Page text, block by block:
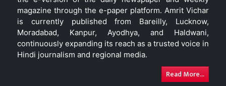
magazine through the e-paper platform. Amrit Vichar
is currently published from Bareilly, Lucknow,
Moradabad, Kanpur, Ayodhya, and Haldwani,
continuously expanding its reach as a trusted voice in
Hindi journalism and regional media.
Read More...